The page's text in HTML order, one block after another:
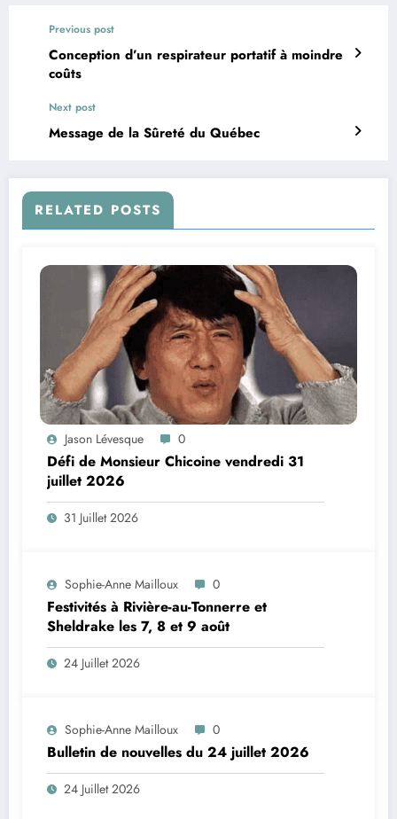
Previous post
Conception d’un respirateur portatif à moindre
coûts
Next post
Message de la Sûreté du Québec
RELATED POSTS
Jason Lévesque 0
Défi de Monsieur Chicoine vendredi 31
juillet 2026
31 Juillet 2026
Sophie-Anne Mailloux 0
Festivités à Rivière-au-Tonnerre et
Sheldrake les 7, 8 et 9 août
24 Juillet 2026
Sophie-Anne Mailloux 0
Bulletin de nouvelles du 24 juillet 2026
24 Juillet 2026